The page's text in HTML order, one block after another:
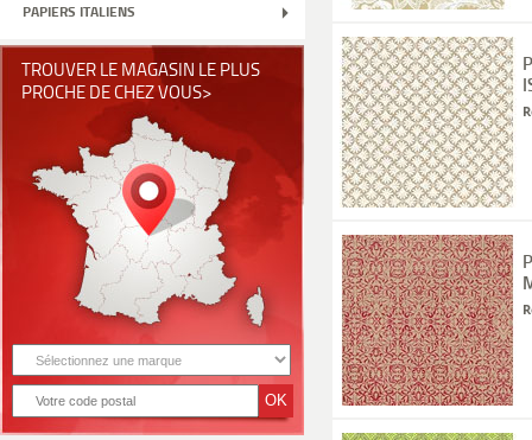
PAPIERS ITALIENS
TROUVER LE MAGASIN LE PLUS
PROCHE DE CHEZ VOUS>